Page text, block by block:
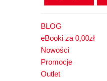
BLOG
eBooki za 0,00zł
Nowości
Promocje
Outlet